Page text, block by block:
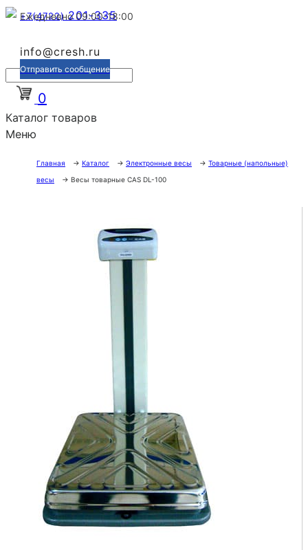
+7(4722)201-335
Ежедневно 09:00-18:00
info@cresh.ru
Отправить сообщение
0
Каталог товаров
Меню
Главная → Каталог → Электронные весы → Товарные (напольные)
весы
→ Весы товарные CAS DL-100